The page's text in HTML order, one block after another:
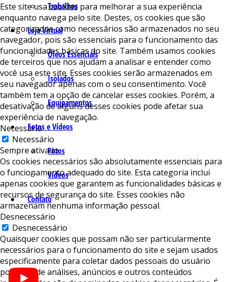
Trabalhos
Loja Virtual
Óleos Essenciais
Isolados
Equipamentos
Fotos e Vídeos
Fotos
Vídeos
Contato
Este site usa cookies para melhorar a sua experiência
enquanto navega pelo site. Destes, os cookies que são
categorizados como necessários são armazenados no seu
navegador, pois são essenciais para o funcionamento das
funcionalidades básicas do site. Também usamos cookies
de terceiros que nos ajudam a analisar e entender como
você usa este site. Esses cookies serão armazenados em
seu navegador apenas com o seu consentimento. Você
também tem a opção de cancelar esses cookies. Porém, a
desativação de alguns desses cookies pode afetar sua
experiência de navegação.
Necessário
Necessário
Sempre ativado
Os cookies necessários são absolutamente essenciais para
o funcionamento adequado do site. Esta categoria inclui
apenas cookies que garantem as funcionalidades básicas e
recursos de segurança do site. Esses cookies não
armazenam nenhuma informação pessoal.
Desnecessário
Desnecessário
Quaisquer cookies que possam não ser particularmente
necessários para o funcionamento do site e sejam usados ​​
especificamente para coletar dados pessoais do usuário
por meio de análises, anúncios e outros conteúdos